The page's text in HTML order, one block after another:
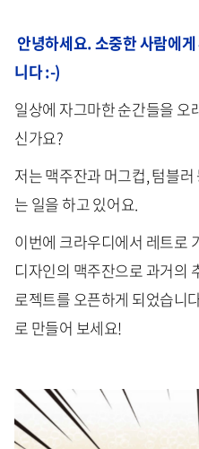
안녕하세요. 소중한 사람에
니다 :-)
일상에 자그마한 순간들을 오
신가요?
저는 맥주잔과 머그컵, 텀블
는 일을 하고 있어요.
이번에 크라우디에서 레트로
디자인의 맥주잔으로 과거의
로젝트를 오픈하게 되었습니
로 만들어 보세요!